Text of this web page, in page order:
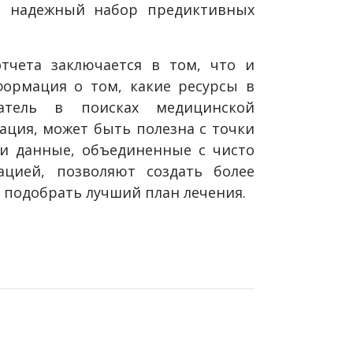
надежный набор предиктивных
заключается в том, что и
о том, какие ресурсы в
в поисках медицинской
может быть полезна с точки
данные, объединенные с чисто
позволяют создать более
лучший план лечения.